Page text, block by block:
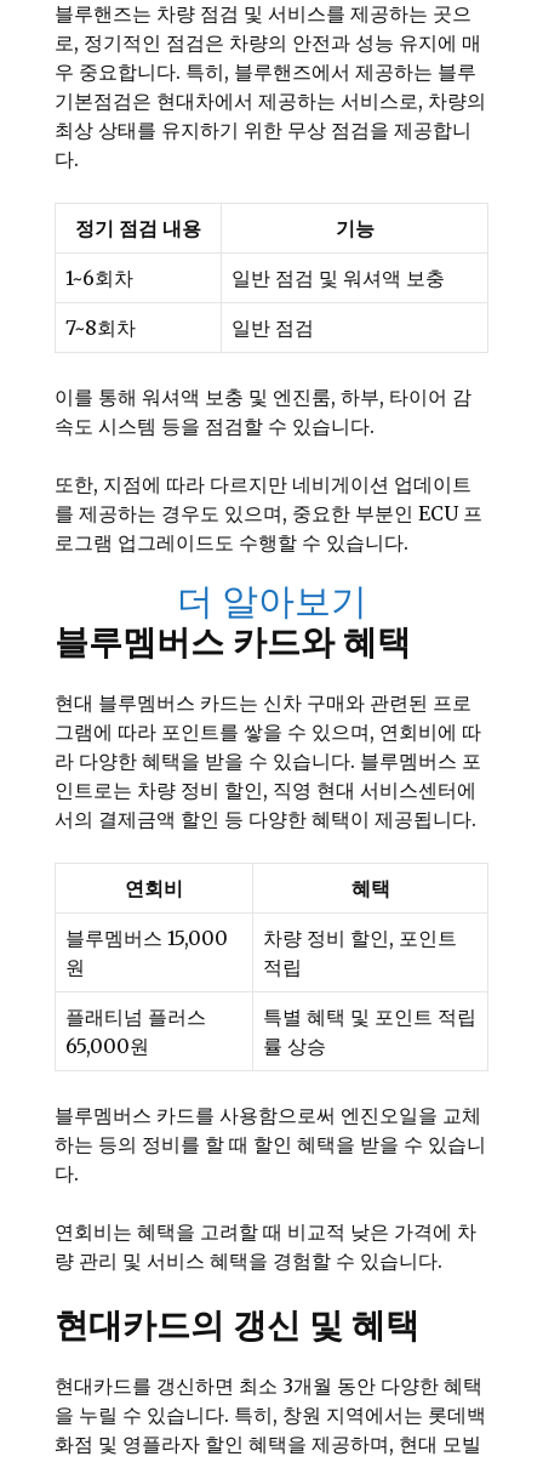
블루핸즈는 차량 점검 및 서비스를 제공하는 곳으
로, 정기적인 점검은 차량의 안전과 성능 유지에 매
우 중요합니다. 특히, 블루핸즈에서 제공하는 블루
기본점검은 현대차에서 제공하는 서비스로, 차량의
최상 상태를 유지하기 위한 무상 점검을 제공합니
다.
정기 점검 내용 기능
1~6회차 일반 점검 및 워셔액 보충
7~8회차 일반 점검
이를 통해 워셔액 보충 및 엔진룸, 하부, 타이어 감
속도 시스템 등을 점검할 수 있습니다.
또한, 지점에 따라 다르지만 네비게이션 업데이트
를 제공하는 경우도 있으며, 중요한 부분인 ECU 프
로그램 업그레이드도 수행할 수 있습니다.
더 알아보기
블루멤버스 카드와 혜택
현대 블루멤버스 카드는 신차 구매와 관련된 프로
그램에 따라 포인트를 쌓을 수 있으며, 연회비에 따
라 다양한 혜택을 받을 수 있습니다. 블루멤버스 포
인트로는 차량 정비 할인, 직영 현대 서비스센터에
서의 결제금액 할인 등 다양한 혜택이 제공됩니다.
연회비 혜택
블루멤버스 15,000
원
차량 정비 할인, 포인트
적립
플래티넘 플러스
65,000원
특별 혜택 및 포인트 적립
률 상승
블루멤버스 카드를 사용함으로써 엔진오일을 교체
하는 등의 정비를 할 때 할인 혜택을 받을 수 있습니
다.
연회비는 혜택을 고려할 때 비교적 낮은 가격에 차
량 관리 및 서비스 혜택을 경험할 수 있습니다.
현대카드의 갱신 및 혜택
현대카드를 갱신하면 최소 3개월 동안 다양한 혜택
을 누릴 수 있습니다. 특히, 창원 지역에서는 롯데백
화점 및 영플라자 할인 혜택을 제공하며, 현대 모빌